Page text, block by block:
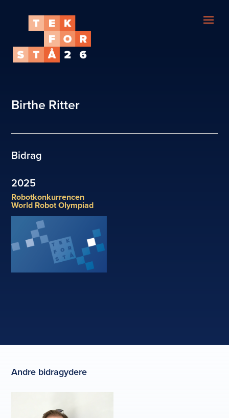
Birthe Ritter
Bidrag
2025
Robotkonkurrencen
World Robot Olympiad
Andre bidragydere